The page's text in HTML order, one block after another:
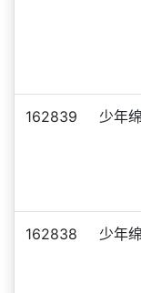
162839 少年
162838 少年